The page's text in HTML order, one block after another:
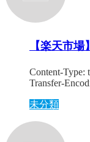
【楽天市
Content-Type:
Transfer-
未分類